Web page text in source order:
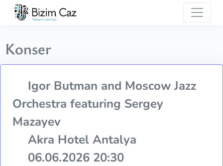
Konser
Igor Butman and Moscow Jazz
Orchestra featuring Sergey
Mazayev
Akra Hotel Antalya
06.06.2026 20:30